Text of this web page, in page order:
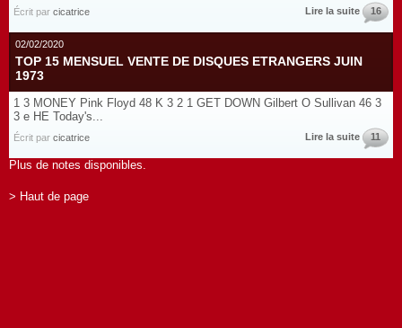
Écrit par cicatrice Lire la suite 16
02/02/2020
TOP 15 MENSUEL VENTE DE DISQUES ETRANGERS JUIN
1973
1 3 MONEY Pink Floyd 48 K 3 2 1 GET DOWN Gilbert O Sullivan 46 3
3 e HE Today's...
Écrit par cicatrice Lire la suite 11
Plus de notes disponibles.
> Haut de page